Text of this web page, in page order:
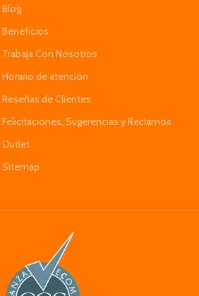
Blog
Beneficios
Trabaja Con Nosotros
Horario de atención
Reseñas de Clientes
Felicitaciones, Sugerencias y Reclamos
Outlet
Sitemap